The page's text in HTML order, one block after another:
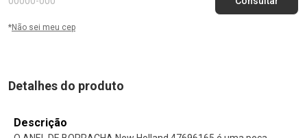
*Não sei meu cep
Detalhes do produto
Descrição